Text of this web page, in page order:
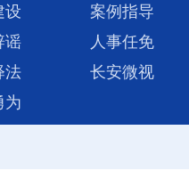
设
案例指导
谣
人事任免
法
长安微视
为